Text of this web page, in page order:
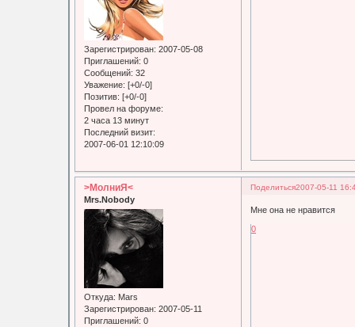
Зарегистрирован: 2007-05-08
Приглашений: 0
Сообщений: 32
Уважение: [+0/-0]
Позитив: [+0/-0]
Провел на форуме:
2 часа 13 минут
Последний визит:
2007-06-01 12:10:09
Поделиться2007-05-11
>МолниЯ<
Mrs.Nobody
Откуда: Mars
Зарегистрирован: 2007-05-11
Приглашений: 0
Мне она не нравится
0